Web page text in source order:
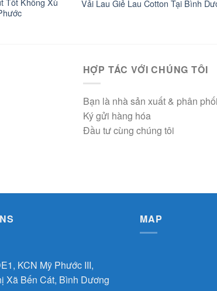
Vải Lau Giẻ Lau Cotton Tại Bình
HỢP TÁC VỚI CHÚNG TÔI
Bạn là nhà sản xuất & phân phối
Ký gửi hàng hóa
Đầu tư cùng chúng tôi
KCN Mỹ Phước III,
Xã Bến Cát, Bình Dương
MAP